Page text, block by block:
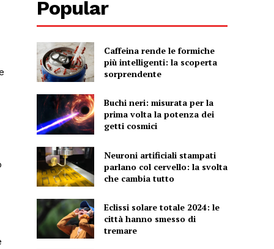
Popular
Caffeina rende le formiche
più intelligenti: la scoperta
sorprendente
Buchi neri: misurata per la
prima volta la potenza dei
getti cosmici
Neuroni artificiali stampati
parlano col cervello: la svolta
che cambia tutto
Eclissi solare totale 2024: le
città hanno smesso di
tremare